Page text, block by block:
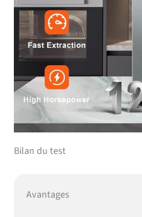
Bilan du test
Avantages